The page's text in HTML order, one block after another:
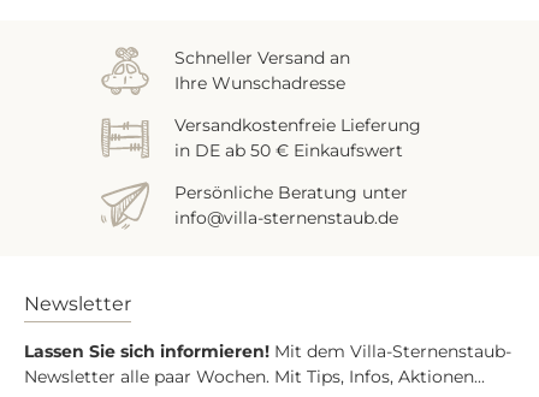
Schneller Versand an
Ihre Wunschadresse
Versandkostenfreie Lieferung
in DE ab 50 € Einkaufswert
Persönliche Beratung unter
info@villa-sternenstaub.de
Newsletter
Lassen Sie sich informieren! Mit dem Villa-Sternenstaub-
Newsletter alle paar Wochen. Mit Tips, Infos, Aktionen...